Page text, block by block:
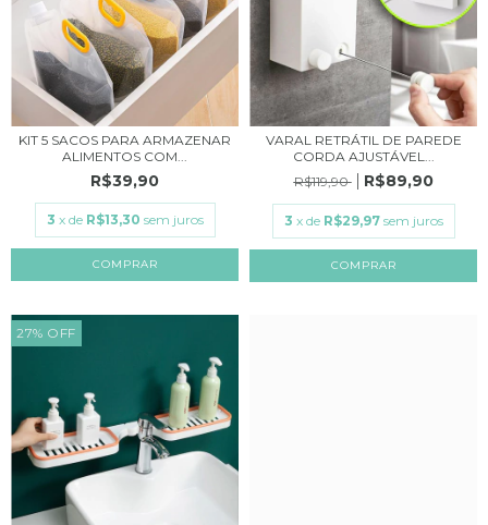
KIT 5 SACOS PARA ARMAZENAR
ALIMENTOS COM...
R$39,90
3 x de R$13,30 sem juros
VARAL RETRÁTIL DE PAREDE
CORDA AJUSTÁVEL...
R$119,90
R$89,90
3 x de R$29,97 sem juros
COMPRAR
27% OFF